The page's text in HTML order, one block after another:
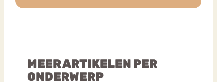
MEER ARTIKELEN PER
ONDERWERP